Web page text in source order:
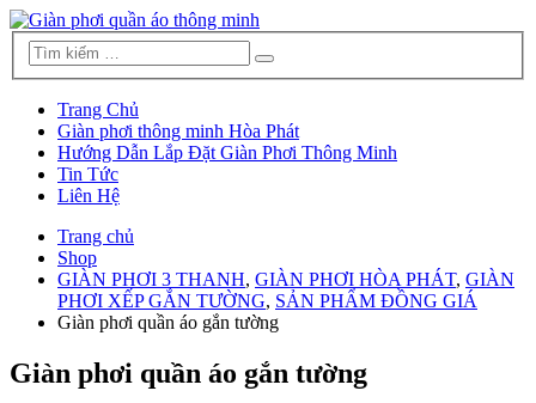
Trang Chủ
Giàn phơi thông minh Hòa Phát
Hướng Dẫn Lắp Đặt Giàn Phơi Thông Minh
Tin Tức
Liên Hệ
Trang chủ
Shop
GIÀN PHƠI 3 THANH, GIÀN PHƠI HÒA PHÁT, GIÀN
PHƠI XẾP GẮN TƯỜNG, SẢN PHẨM ĐỒNG GIÁ
Giàn phơi quần áo gắn tường
Giàn phơi quần áo gắn tường